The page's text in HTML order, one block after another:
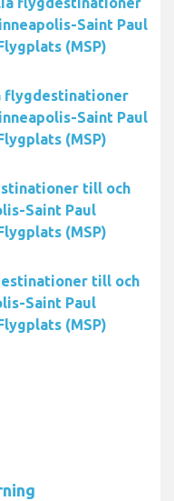
Saint Paul
(MSP)
flygdestinationer
Saint Paul
(MSP)
till och
Saint Paul
(MSP)
till och
Saint Paul
(MSP)